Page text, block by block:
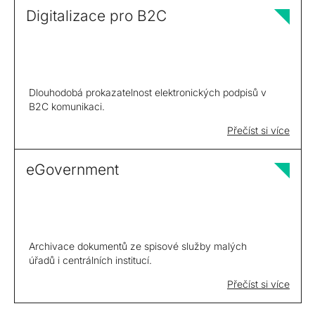
Digitalizace pro B2C
Dlouhodobá prokazatelnost elektronických podpisů v
B2C komunikaci.
Přečíst si více
eGovernment
Archivace dokumentů ze spisové služby malých
úřadů i centrálních institucí.
Přečíst si více